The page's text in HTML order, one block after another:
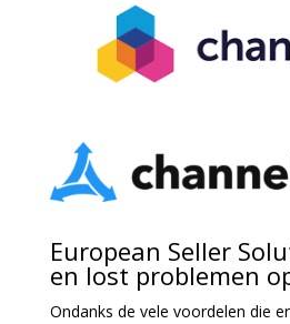
European Seller
en lost problemen
Ondanks de vele voordelen die